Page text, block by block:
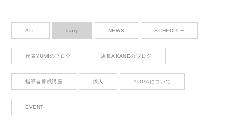
Blog & News
Contact お問い合わせ
ALL diary NEWS SCHEDULE
代表YUMIのブログ 店長AKANEのブログ
指導者養成講座 求人 YOGAについて
EVENT